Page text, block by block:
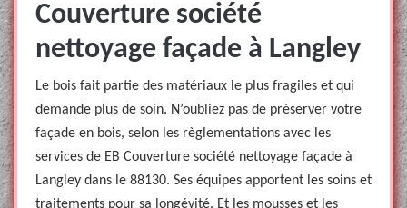
Couverture société
nettoyage façade à Langley
Le bois fait partie des matériaux le plus fragiles et qui
demande plus de soin. N’oubliez pas de préserver votre
façade en bois, selon les règlementations avec les
services de EB Couverture société nettoyage façade à
Langley dans le 88130. Ses équipes apportent les soins et
traitements pour sa longévité. Et les mousses et les